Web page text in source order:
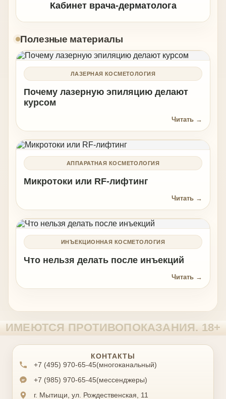
Кабинет врача-дерматолога
Полезные материалы
ЛАЗЕРНАЯ КОСМЕТОЛОГИЯ
Почему лазерную эпиляцию делают
курсом
Читать →
АППАРАТНАЯ КОСМЕТОЛОГИЯ
Микротоки или RF-лифтинг
Читать →
ИНЪЕКЦИОННАЯ КОСМЕТОЛОГИЯ
Что нельзя делать после инъекций
Читать →
КОНТАКТЫ
+7 (495) 970-65-45(многоканальный)
+7 (985) 970-65-45(мессенджеры)
г. Мытищи, ул. Рождественская, 11